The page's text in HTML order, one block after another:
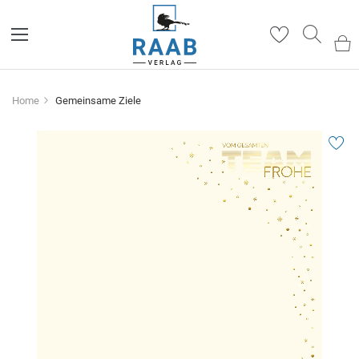
Home Gemeinsame Ziele